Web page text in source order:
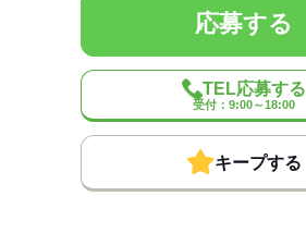
応募する
TEL応募する
受付：9:00～18:00
キープする